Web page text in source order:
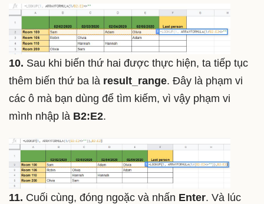
10. Sau khi biến thứ hai được thực hiện, ta tiếp tục
thêm biến thứ ba là result_range. Đây là phạm vi
các ô mà bạn dùng để tìm kiếm, vì vậy phạm vi
mình nhập là B2:E2.
11. Cuối cùng, đóng ngoặc và nhấn Enter. Và lúc